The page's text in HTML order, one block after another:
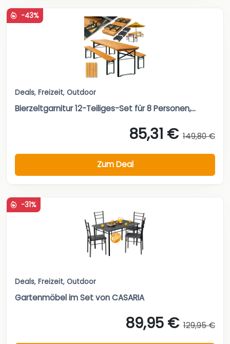
-43%
Deals, Freizeit, Outdoor
Bierzeltgarnitur 12-Teiliges-Set für 8 Personen,...
85,31 € 149,80 €
Zum Deal
-31%
Deals, Freizeit, Outdoor
Gartenmöbel im Set von CASARIA
89,95 € 129,95 €